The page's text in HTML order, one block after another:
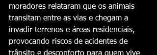
moradores relataram que os animais
transitam entre as vias e chegam a
invadir terrenos e áreas residenciais,
provocando riscos de acidentes de